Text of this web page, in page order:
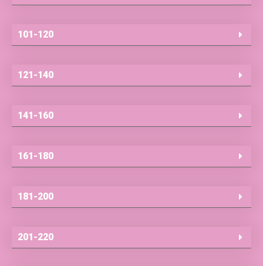
101-120
121-140
141-160
161-180
181-200
201-220